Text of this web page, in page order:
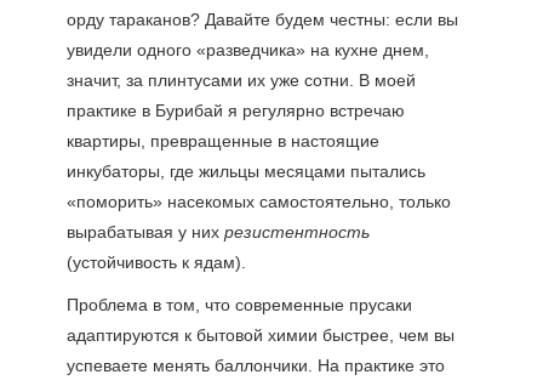
орду тараканов? Давайте будем честны: если вы
увидели одного «разведчика» на кухне днем,
значит, за плинтусами их уже сотни. В моей
практике в Бурибай я регулярно встречаю
квартиры, превращенные в настоящие
инкубаторы, где жильцы месяцами пытались
«поморить» насекомых самостоятельно, только
вырабатывая у них резистентность
(устойчивость к ядам).
Проблема в том, что современные прусаки
адаптируются к бытовой химии быстрее, чем вы
успеваете менять баллончики. На практике это